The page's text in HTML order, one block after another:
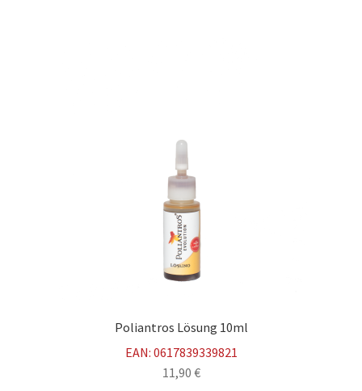
Poliantros Lösung 10ml
EAN: 0617839339821
11,90 €